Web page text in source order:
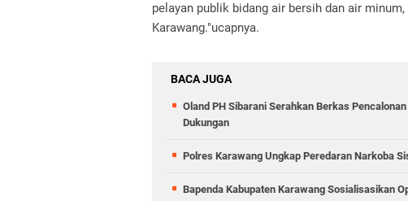
pelayan publik bidang air bersih dan air
Karawang."ucapnya.
BACA JUGA
Oland PH Sibarani Serahkan Berkas
Dukungan
Polres Karawang Ungkap Peredaran Narkoba
Bapenda Kabupaten Karawang Sosialisasikan